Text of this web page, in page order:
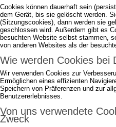
Cookies können dauerhaft sein
dem Gerät, bis sie gelöscht werden.
(Sitzungscookies), dann werden sie
geschlossen wird. Außerdem gibt es
besuchten Website selbst stammen,
von anderen Websites als der
Wie werden Cookies bei
Wir verwenden Cookies zur
Ermöglichen eines effizienten
Speichern von Präferenzen und zur
Benutzererlebnisses.
Von uns verwendete
Zweck